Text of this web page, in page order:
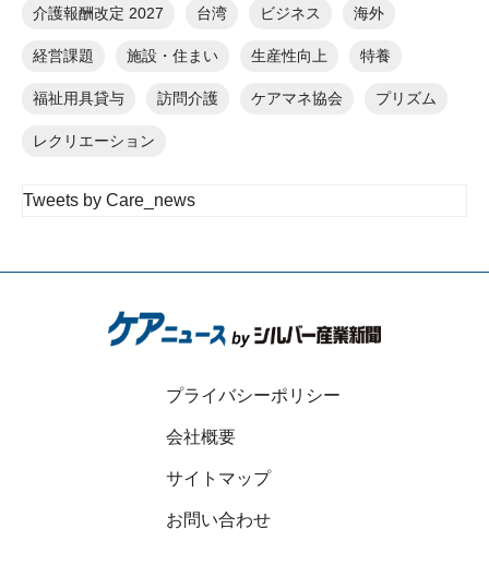
介護報酬改定 2027 台湾 ビジネス 海外
経営課題 施設・住まい 生産性向上 特養
福祉用具貸与 訪問介護 ケアマネ協会 プリズム
レクリエーション
Tweets by Care_news
プライバシーポリシー
会社概要
サイトマップ
お問い合わせ